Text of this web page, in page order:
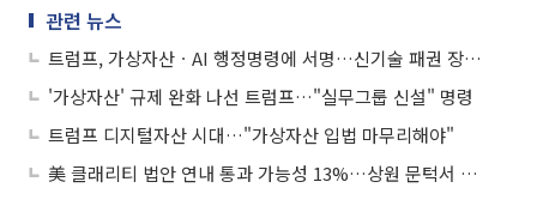
관련 뉴스
트럼프, 가상자산ㆍAI 행정명령에 서명…신기술 패권 장악 시동
'가상자산' 규제 완화 나선 트럼프…"실무그룹 신설" 명령
트럼프 디지털자산 시대…"가상자산 입법 마무리해야"
美 클래리티 법안 연내 통과 가능성 13%…상원 문턱서 제동